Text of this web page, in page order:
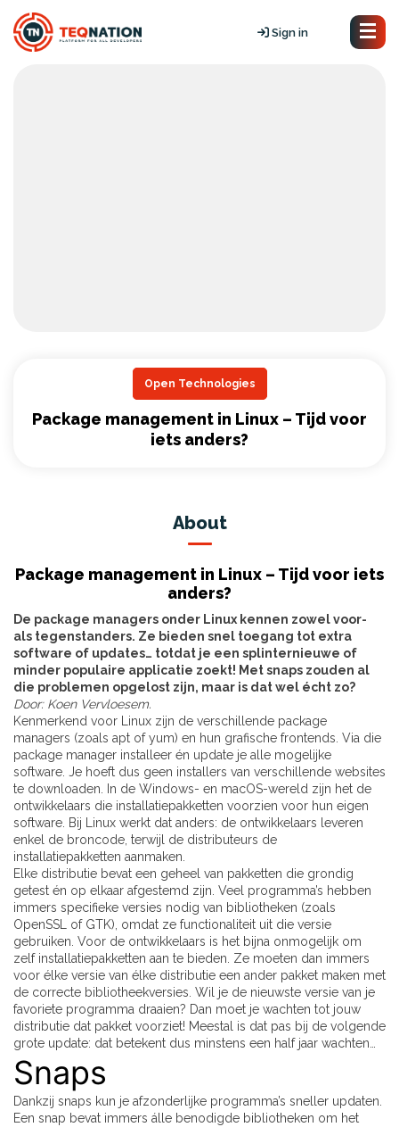
Sign in
Open Technologies
Package management in Linux – Tijd voor
iets anders?
About
Package management in Linux – Tijd voor iets
anders?
De package managers onder Linux kennen zowel voor-
als tegenstanders. Ze bieden snel toegang tot extra
software of updates… totdat je een splinternieuwe of
minder populaire applicatie zoekt! Met snaps zouden al
die problemen opgelost zijn, maar is dat wel écht zo?
Door: Koen Vervloesem.
Kenmerkend voor Linux zijn de verschillende package
managers (zoals apt of yum) en hun grafische frontends. Via die
package manager installeer én update je alle mogelijke
software. Je hoeft dus geen installers van verschillende websites
te downloaden. In de Windows- en macOS-wereld zijn het de
ontwikkelaars die installatiepakketten voorzien voor hun eigen
software. Bij Linux werkt dat anders: de ontwikkelaars leveren
enkel de broncode, terwijl de distributeurs de
installatiepakketten aanmaken.
Elke distributie bevat een geheel van pakketten die grondig
getest én op elkaar afgestemd zijn. Veel programma’s hebben
immers specifieke versies nodig van bibliotheken (zoals
OpenSSL of GTK), omdat ze functionaliteit uit die versie
gebruiken. Voor de ontwikkelaars is het bijna onmogelijk om
zelf installatiepakketten aan te bieden. Ze moeten dan immers
voor élke versie van élke distributie een ander pakket maken met
de correcte bibliotheekversies. Wil je de nieuwste versie van je
favoriete programma draaien? Dan moet je wachten tot jouw
distributie dat pakket voorziet! Meestal is dat pas bij de volgende
grote update: dat betekent dus minstens een half jaar wachten…
Snaps
Dankzij snaps kun je afzonderlijke programma’s sneller updaten.
Een snap bevat immers álle benodigde bibliotheken om het